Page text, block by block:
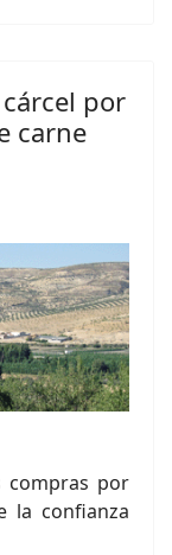
por
carne
compras por
la confianza